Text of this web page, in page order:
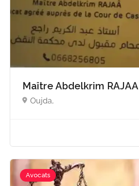
Maître Abdelkrim RAJAA
Oujda,
Avocats